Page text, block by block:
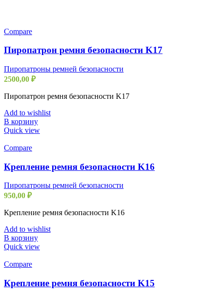
Compare
Пиропатрон ремня безопасности K17
Пиропатроны ремней безопасности
2500,00 ₽
Пиропатрон ремня безопасности K17
Add to wishlist
В корзину
Quick view
Compare
Крепление ремня безопасности K16
Пиропатроны ремней безопасности
950,00 ₽
Крепление ремня безопасности K16
Add to wishlist
В корзину
Quick view
Compare
Крепление ремня безопасности K15